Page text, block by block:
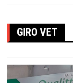
GIRO VET